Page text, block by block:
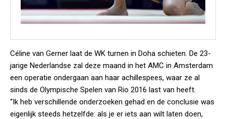
Céline van Gerner laat de WK turnen in Doha schieten. De 23-
jarige Nederlandse zal deze maand in het AMC in Amsterdam
een operatie ondergaan aan haar achillespees, waar ze al
sinds de Olympische Spelen van Rio 2016 last van heeft.
“Ik heb verschillende onderzoeken gehad en de conclusie was
eigenlijk steeds hetzelfde: als je er iets aan wilt laten doen,